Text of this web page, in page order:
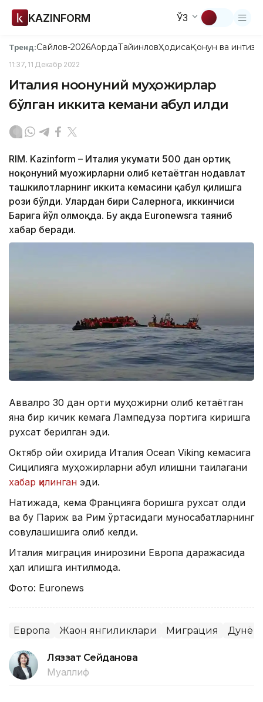
KAZINFORM ЎЗ
Тренд:Сайлов-2026АқордаТайинловҲодисаҚонун ва
11:37, 11 Декабр 2022
Италия ноқонуний муҳожирлар
бўлган иккита кемани қабул қилди
RIM. Kazinform – Италия ҳукумати 500 дан ортиқ
ноқонуний муҳожирларни олиб кетаётган нодавлат
ташкилотларнинг иккита кемасини қабул қилишга
рози бўлди. Улардан бири Салернога, иккинчиси
Барига йўл олмоқда. Бу ҳақда Еuronewsга таяниб
хабар беради.
Аввалроқ 30 дан ортиқ муҳожирни олиб кетаётган
яна бир кичик кемага Лампедуза портига киришга
рухсат берилган эди.
Октябр ойи охирида Италия Ocean Viking кемасига
Сицилияга муҳожирларни қабул қилишни тақиқлагани
хабар қилинган эди.
Натижада, кема Францияга боришга рухсат олди
ва бу Париж ва Рим ўртасидаги муносабатларнинг
совуқлашишига олиб келди.
Италия миграция инқирозини Европа даражасида
ҳал қилишга интилмоқда.
Фото: Еuronews
Европа Жаҳон янгиликлари Миграция Дунё
Ляззат Сейданова
Муаллиф